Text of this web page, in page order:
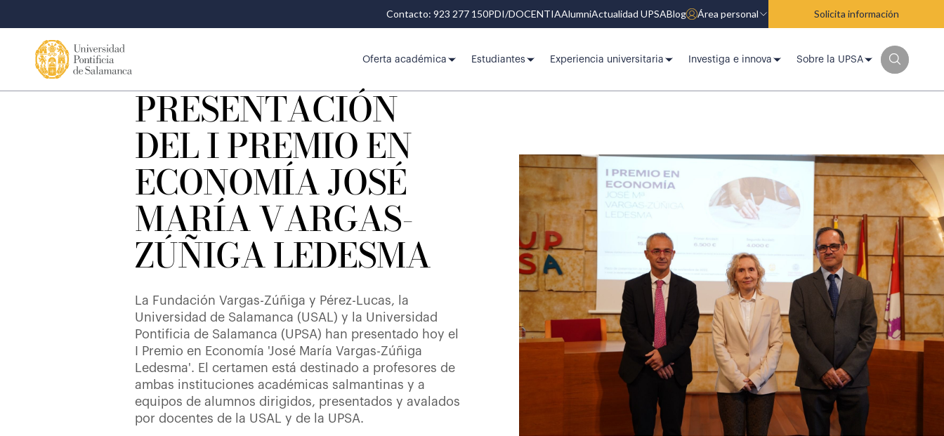
Contacto: 923 277 150PDI/DOCENTIAAlumniActualidad UPSABlog Área personal Solicita información
Oferta académica Estudiantes Experiencia universitaria Investiga e innova Sobre la UPSA
PRESENTACIÓN
DEL I PREMIO EN
ECONOMÍA JOSÉ
MARÍA VARGAS-
ZÚÑIGA LEDESMA
La Fundación Vargas-Zúñiga y Pérez-Lucas, la
Universidad de Salamanca (USAL) y la Universidad
Pontificia de Salamanca (UPSA) han presentado hoy el
I Premio en Economía 'José María Vargas-Zúñiga
Ledesma'. El certamen está destinado a profesores de
ambas instituciones académicas salmantinas y a
equipos de alumnos dirigidos, presentados y avalados
por docentes de la USAL y de la UPSA.